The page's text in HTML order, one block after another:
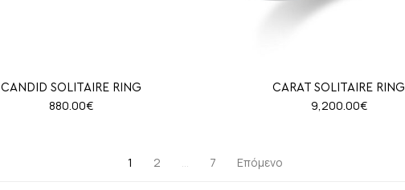
CANDID SOLITAIRE RING
880.00€
CARAT SOLITAIRE RING
9,200.00€
1 2 7 Επόμενο